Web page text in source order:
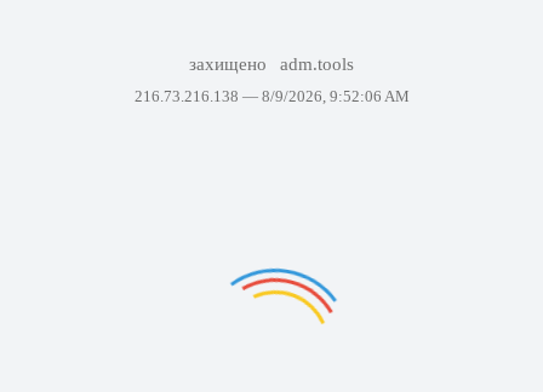
захищено adm.tools
216.73.216.138 — 8/9/2026, 9:52:06 AM